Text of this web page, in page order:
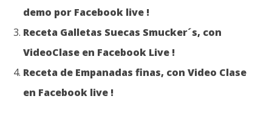
demo por Facebook live !
Receta Galletas Suecas Smucker´s, con
VideoClase en Facebook Live !
Receta de Empanadas finas, con Video Clase
en Facebook live !